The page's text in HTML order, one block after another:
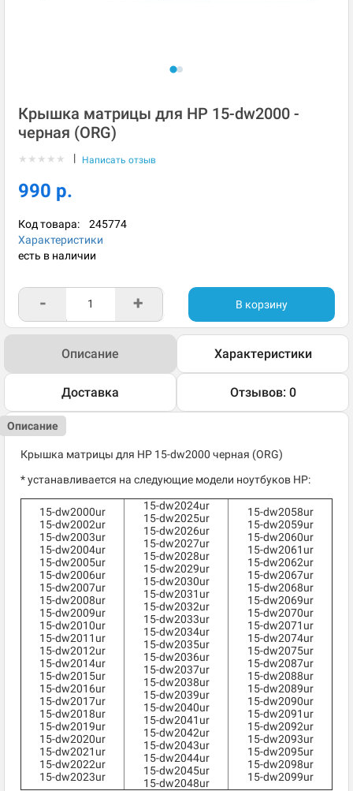
Крышка матрицы для HP 15-dw2000 -
черная (ORG)
★ ★ ★ ★ ★ | Написать отзыв
990 р.
Код товара: 245774
Характеристики
есть в наличии
- + В корзину
Описание Характеристики
Доставка Отзывов: 0
Описание
Крышка матрицы для HP 15-dw2000 черная (ORG)
* устанавливается на следующие модели ноутбуков HP:
15-dw2000ur
15-dw2002ur
15-dw2003ur
15-dw2004ur
15-dw2005ur
15-dw2006ur
15-dw2007ur
15-dw2008ur
15-dw2009ur
15-dw2010ur
15-dw2011ur
15-dw2012ur
15-dw2014ur
15-dw2015ur
15-dw2016ur
15-dw2017ur
15-dw2018ur
15-dw2019ur
15-dw2020ur
15-dw2021ur
15-dw2022ur
15-dw2023ur
15-dw2024ur
15-dw2025ur
15-dw2026ur
15-dw2027ur
15-dw2028ur
15-dw2029ur
15-dw2030ur
15-dw2031ur
15-dw2032ur
15-dw2033ur
15-dw2034ur
15-dw2035ur
15-dw2036ur
15-dw2037ur
15-dw2038ur
15-dw2039ur
15-dw2040ur
15-dw2041ur
15-dw2042ur
15-dw2043ur
15-dw2044ur
15-dw2045ur
15-dw2048ur
15-dw2058ur
15-dw2059ur
15-dw2060ur
15-dw2061ur
15-dw2062ur
15-dw2067ur
15-dw2068ur
15-dw2069ur
15-dw2070ur
15-dw2071ur
15-dw2074ur
15-dw2075ur
15-dw2087ur
15-dw2088ur
15-dw2089ur
15-dw2090ur
15-dw2091ur
15-dw2092ur
15-dw2093ur
15-dw2095ur
15-dw2098ur
15-dw2099ur